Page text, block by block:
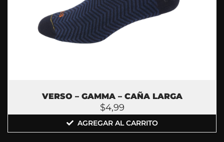
VERSO – GAMMA – CAÑA LARGA
$4,99
AGREGAR AL CARRITO